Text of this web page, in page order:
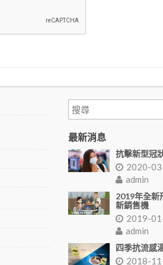
最新消息
抗擊新型冠
2020-
admin
2019年全新
新銷售機
2019-
admin
四季抗流感
2018-